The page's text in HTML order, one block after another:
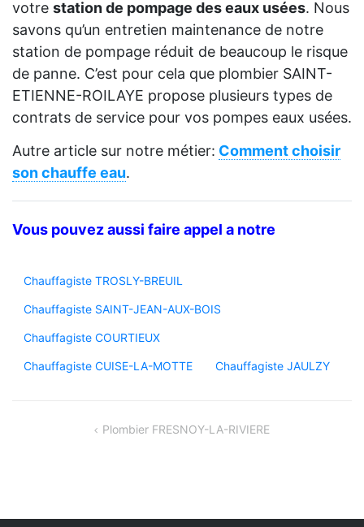
votre station de pompage des eaux usées. Nous
savons qu’un entretien maintenance de notre
station de pompage réduit de beaucoup le risque
de panne. C’est pour cela que plombier SAINT-
ETIENNE-ROILAYE propose plusieurs types de
contrats de service pour vos pompes eaux usées.
Autre article sur notre métier: Comment choisir
son chauffe eau.
Vous pouvez aussi faire appel a notre
Chauffagiste TROSLY-BREUIL
Chauffagiste SAINT-JEAN-AUX-BOIS
Chauffagiste COURTIEUX
Chauffagiste CUISE-LA-MOTTE Chauffagiste JAULZY
NavigationPlombier FRESNOY-LA-RIVIERE